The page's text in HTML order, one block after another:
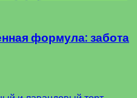
формула: забота